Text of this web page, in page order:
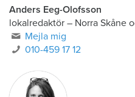
Anders Eeg-Olofsson
lokalredaktör – Norra Skåne
Mejla mig
010-459 17 12